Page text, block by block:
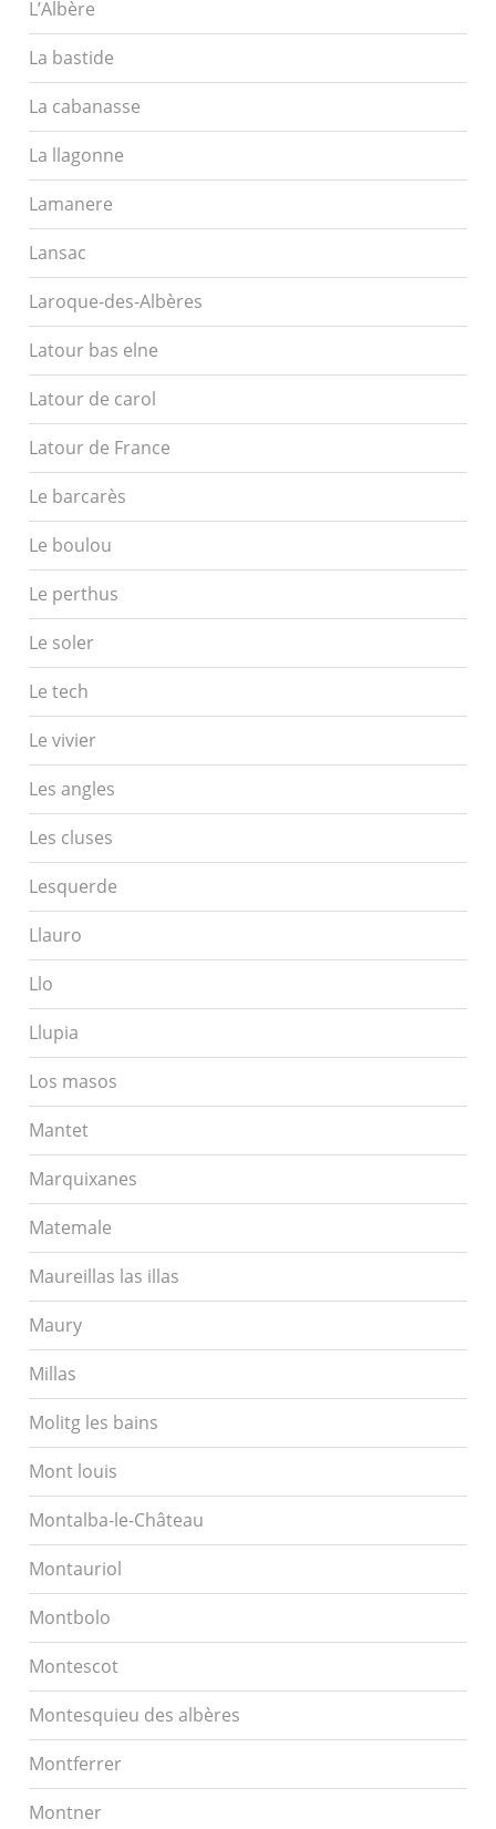
L’Albère
La bastide
La cabanasse
La llagonne
Lamanere
Lansac
Laroque-des-Albères
Latour bas elne
Latour de carol
Latour de France
Le barcarès
Le boulou
Le perthus
Le soler
Le tech
Le vivier
Les angles
Les cluses
Lesquerde
Llauro
Llo
Llupia
Los masos
Mantet
Marquixanes
Matemale
Maureillas las illas
Maury
Millas
Molitg les bains
Mont louis
Montalba-le-Château
Montauriol
Montbolo
Montescot
Montesquieu des albères
Montferrer
Montner